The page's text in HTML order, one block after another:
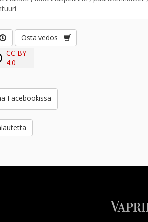
Osta vedos
CC BY
4.0
Facebookissa